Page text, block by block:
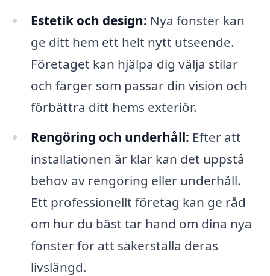
Estetik och design: Nya fönster kan
ge ditt hem ett helt nytt utseende.
Företaget kan hjälpa dig välja stilar
och färger som passar din vision och
förbättra ditt hems exteriör.
Rengöring och underhåll: Efter att
installationen är klar kan det uppstå
behov av rengöring eller underhåll.
Ett professionellt företag kan ge råd
om hur du bäst tar hand om dina nya
fönster för att säkerställa deras
livslängd.